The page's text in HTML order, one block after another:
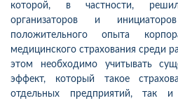
которой, в частности,
организаторов и
положительного опыта
медицинского страхования среди
этом необходимо учитывать
эффект, который такое
отдельных предприятий, так